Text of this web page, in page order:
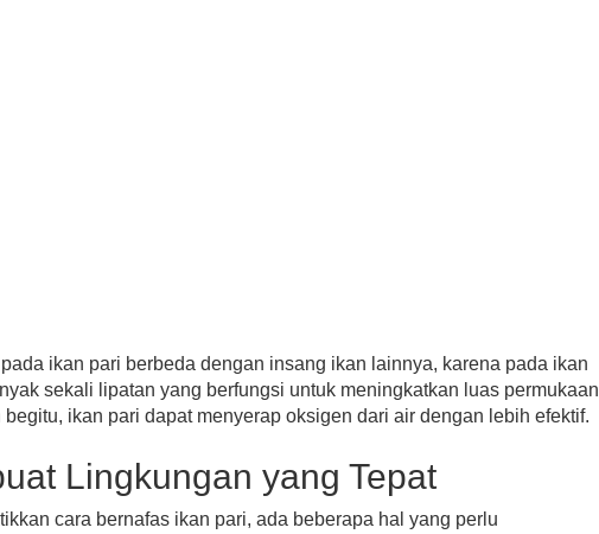
ikan pari berbeda dengan insang ikan lainnya, karena pada ikan
sekali lipatan yang berfungsi untuk meningkatkan luas permukaan
ikan pari dapat menyerap oksigen dari air dengan lebih efektif.
Lingkungan yang Tepat
cara bernafas ikan pari, ada beberapa hal yang perlu